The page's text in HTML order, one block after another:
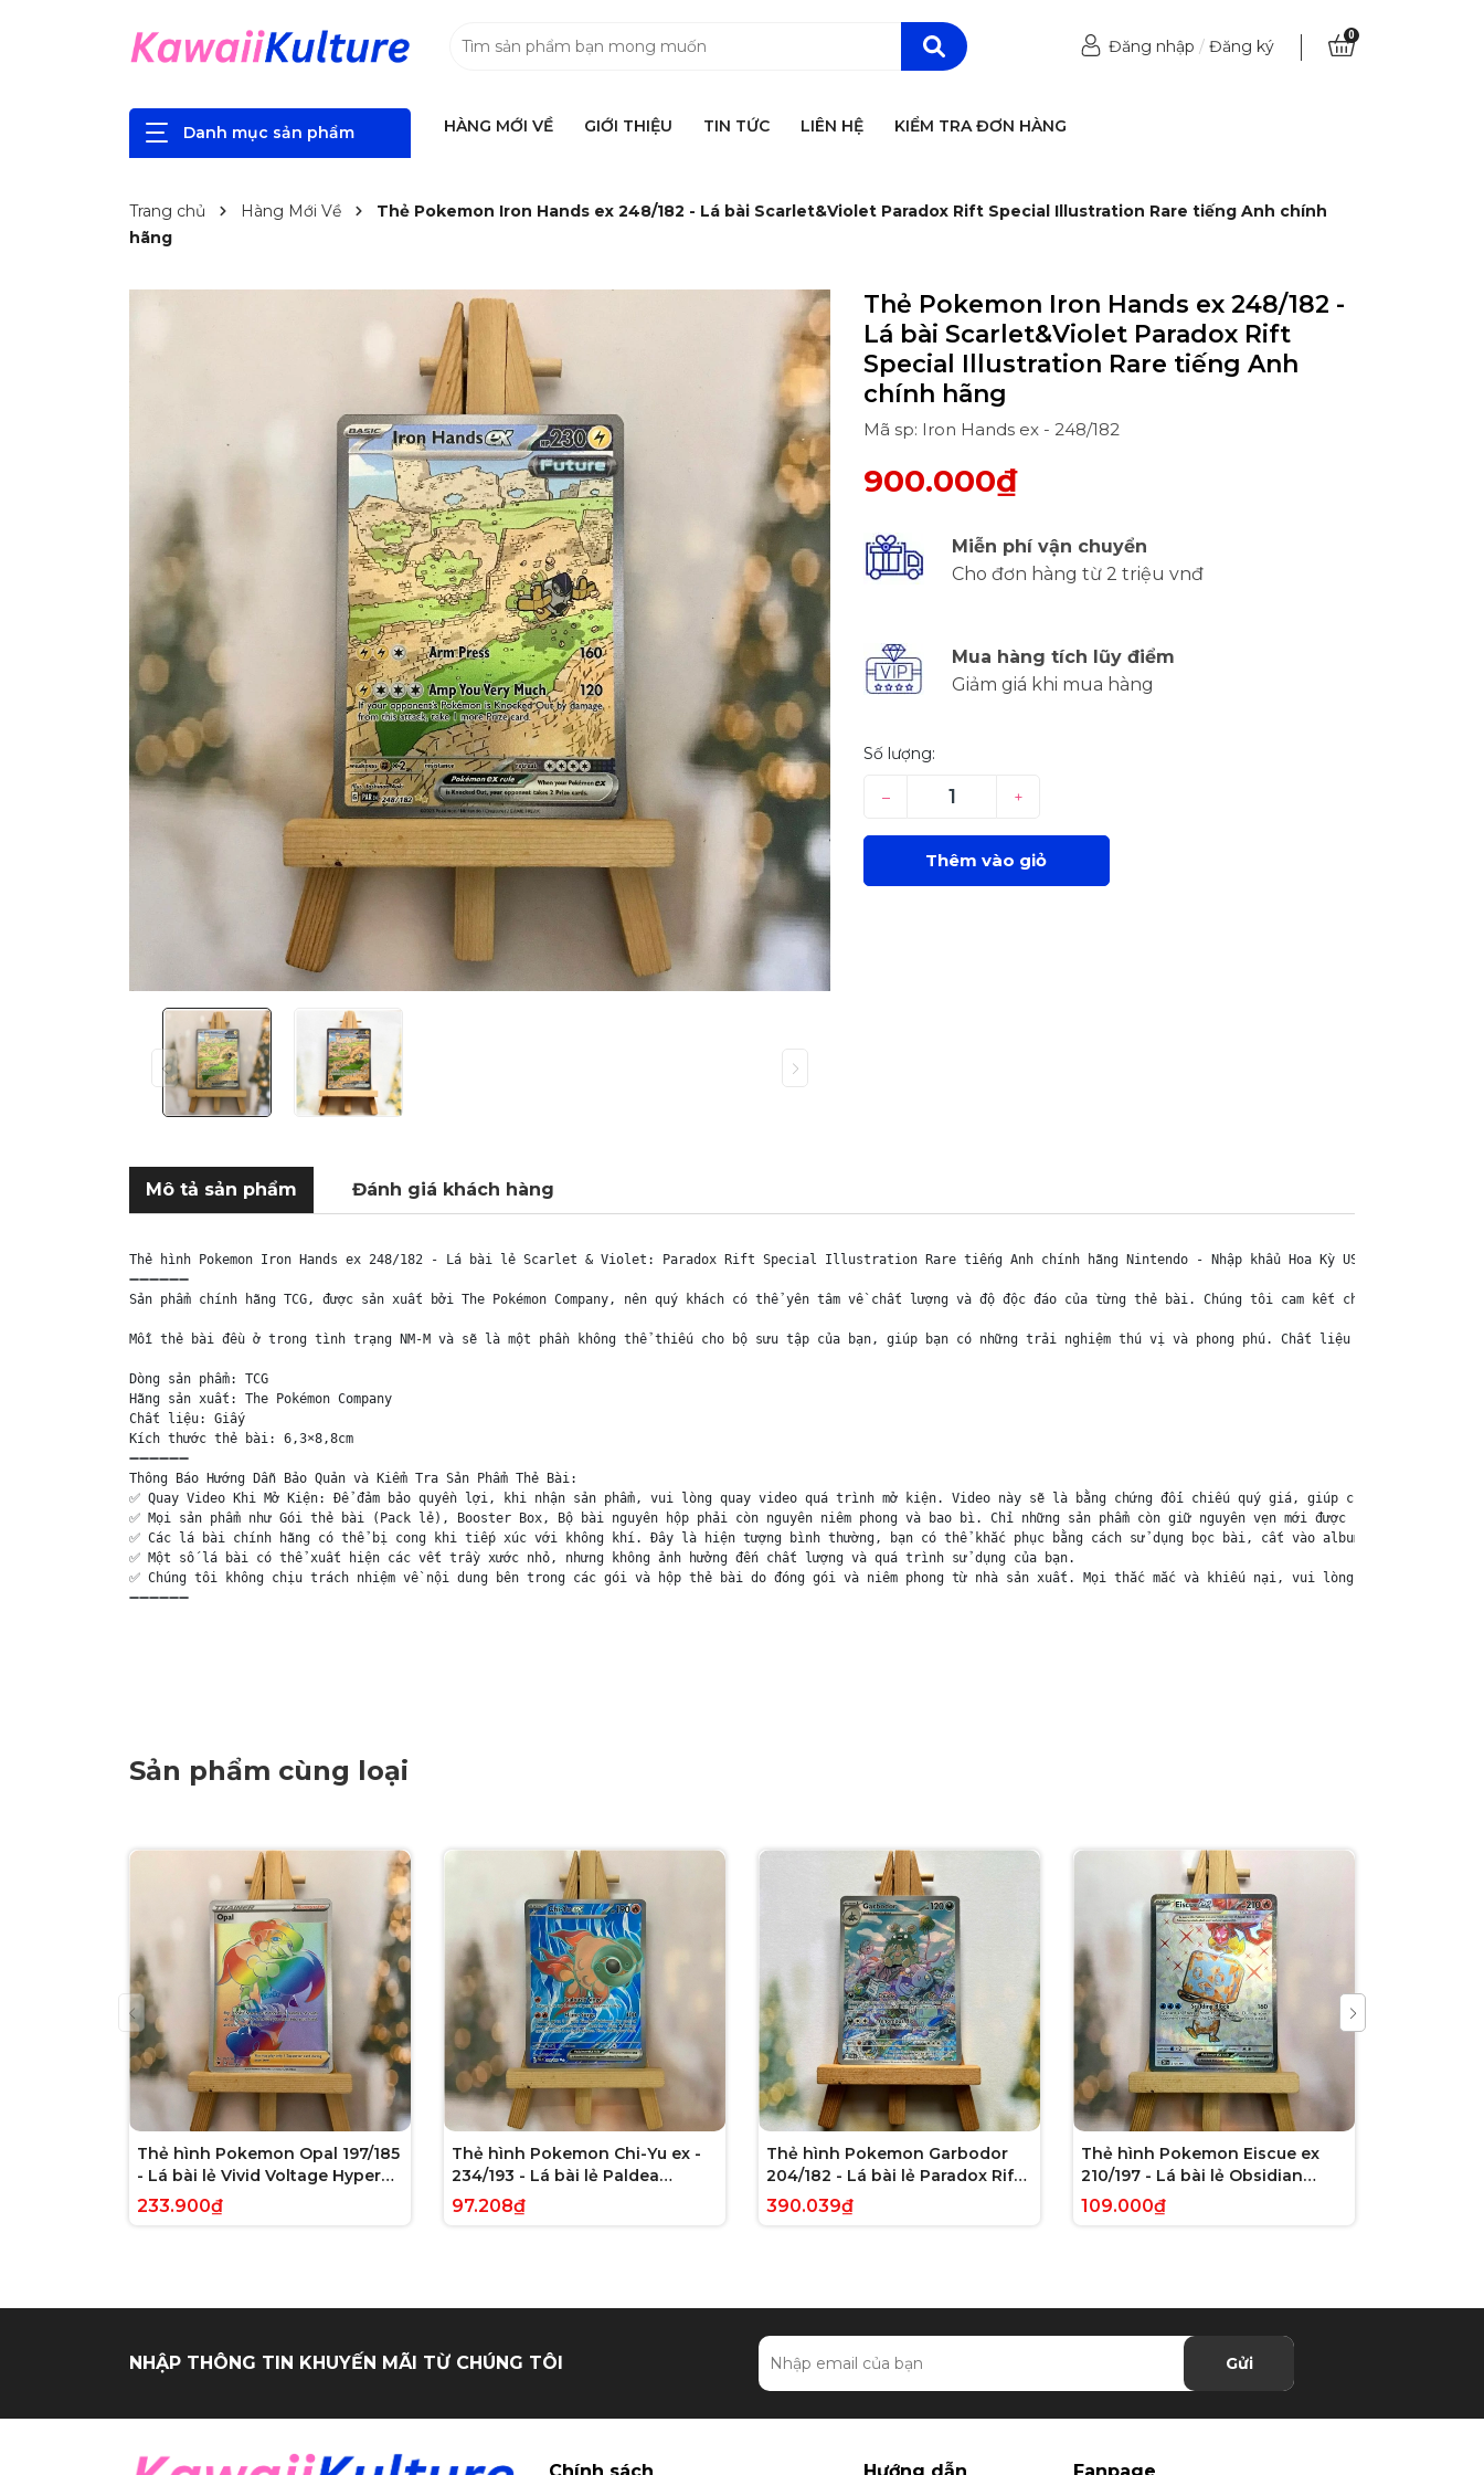
Đăng nhập / Đăng ký
0
Danh mục sản phẩm HÀNG MỚI VỀ GIỚI THIỆU TIN TỨC LIÊN HỆ KIỂM TRA ĐƠN HÀNG
Trang chủ Hàng Mới Về
Thẻ Pokemon Iron Hands ex 248/182 - Lá bài Scarlet&Violet Paradox Rift Special Illustration Rare tiếng Anh chính
hãng
Thẻ Pokemon Iron Hands ex 248/182 -
Lá bài Scarlet&Violet Paradox Rift
Special Illustration Rare tiếng Anh
chính hãng
Mã sp: Iron Hands ex - 248/182
900.000₫
Miễn phí vận chuyển
Cho đơn hàng từ 2 triệu vnđ
Mua hàng tích lũy điểm
Giảm giá khi mua hàng
Số lượng:
– +
Thêm vào giỏ
Mô tả sản phẩm Đánh giá khách hàng
Thẻ hình Pokemon Iron Hands ex 248/182 - Lá bài lẻ Scarlet & Violet: Paradox Rift Special Illustration Rare tiếng Anh chính hãng Nintendo - Nhập khẩu Hoa Kỳ USA
➖➖➖➖➖➖
Sản phẩm chính hãng TCG, được sản xuất bởi The Pokémon Company, nên quý khách có thể yên tâm về chất lượng và độ độc đáo của từng thẻ bài. Chúng tôi cam kết chỉ bán hàng
Mỗi thẻ bài đều ở trong tình trạng NM-M và sẽ là một phần không thể thiếu cho bộ sưu tập của bạn, giúp bạn có những trải nghiệm thú vị và phong phú. Chất liệu chính của thẻ
Dòng sản phẩm: TCG
Hãng sản xuất: The Pokémon Company
Chất liệu: Giấy
Kích thước thẻ bài: 6,3×8,8cm
➖➖➖➖➖➖
Thông Báo Hướng Dẫn Bảo Quản và Kiểm Tra Sản Phẩm Thẻ Bài:
✅ Quay Video Khi Mở Kiện: Để đảm bảo quyền lợi, khi nhận sản phẩm, vui lòng quay video quá trình mở kiện. Video này sẽ là bằng chứng đối chiếu quý giá, giúp chúng tôi nhanh
✅ Mọi sản phẩm như Gói thẻ bài (Pack lẻ), Booster Box, Bộ bài nguyên hộp phải còn nguyên niêm phong và bao bì. Chỉ những sản phẩm còn giữ nguyên vẹn mới được chấp nhận đổi
✅ Các lá bài chính hãng có thể bị cong khi tiếp xúc với không khí. Đây là hiện tượng bình thường, bạn có thể khắc phục bằng cách sử dụng bọc bài, cất vào album, hoặc ép giữa
✅ Một số lá bài có thể xuất hiện các vết trầy xước nhỏ, nhưng không ảnh hưởng đến chất lượng và quá trình sử dụng của bạn.
✅ Chúng tôi không chịu trách nhiệm về nội dung bên trong các gói và hộp thẻ bài do đóng gói và niêm phong từ nhà sản xuất. Mọi thắc mắc và khiếu nại, vui lòng liên hệ trực
➖➖➖➖➖➖
Sản phẩm cùng loại
Thẻ hình Pokemon Opal 197/185
- Lá bài lẻ Vivid Voltage Hyper
Rare tiếng Anh chính hãng
233.900₫
Thẻ hình Pokemon Chi-Yu ex -
234/193 - Lá bài lẻ Paldea
Evolved Full Art Secret Rare
tiếng Anh chính hãng
97.208₫
Thẻ hình Pokemon Garbodor
204/182 - Lá bài lẻ Paradox Rift
Illustration Rare tiếng Anh chính
390.039₫
Thẻ hình Pokemon Eiscue ex
210/197 - Lá bài lẻ Obsidian
Flames Full Art Secret Rare
tiếng Anh chính hãng
109.000₫
NHẬP THÔNG TIN KHUYẾN MÃI TỪ CHÚNG TÔI Gửi